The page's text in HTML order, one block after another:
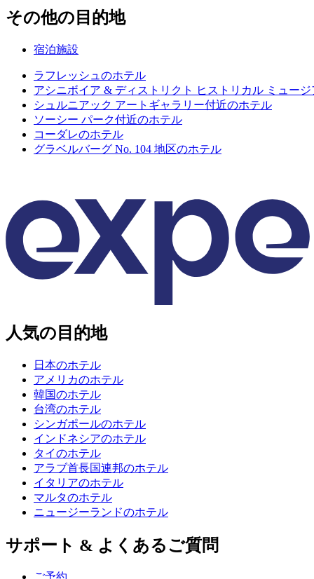
その他の目的地
宿泊施設
ラフレッシュのホテル
アシニボイア & ディストリクト ヒストリカル ミュー
シュルニアック アートギャラリー付近のホテル
ソーシー パーク付近のホテル
コーダレのホテル
グラベルバーグ No. 104 地区のホテル
人気の目的地
日本のホテル
アメリカのホテル
韓国のホテル
台湾のホテル
シンガポールのホテル
インドネシアのホテル
タイのホテル
アラブ首長国連邦のホテル
イタリアのホテル
マルタのホテル
ニュージーランドのホテル
サポート & よくあるご質問